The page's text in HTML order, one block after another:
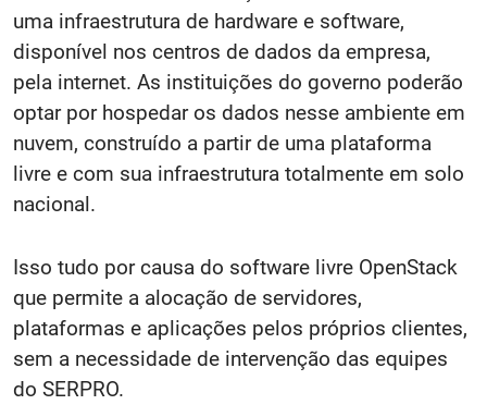
uma infraestrutura de hardware e software,
disponível nos centros de dados da empresa,
pela internet. As instituições do governo poderão
optar por hospedar os dados nesse ambiente em
nuvem, construído a partir de uma plataforma
livre e com sua infraestrutura totalmente em solo
nacional.
Isso tudo por causa do software livre OpenStack
que permite a alocação de servidores,
plataformas e aplicações pelos próprios clientes,
sem a necessidade de intervenção das equipes
do SERPRO.